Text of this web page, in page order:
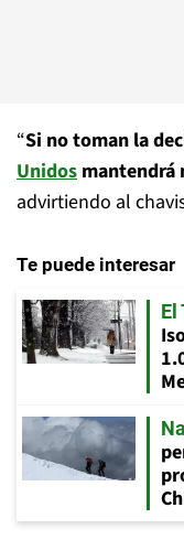
“Si no toman la
Unidos mantendrá
advirtiendo al
Te puede interesar
El